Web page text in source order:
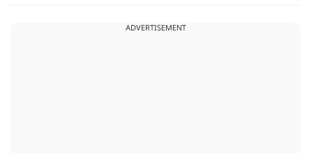
ने आज तक शादी क्यों नहीं की.ADVERTISEMENT